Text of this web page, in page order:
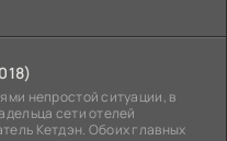
непростой ситуации, в
сети отелей
Кетдэн. Обоих главных